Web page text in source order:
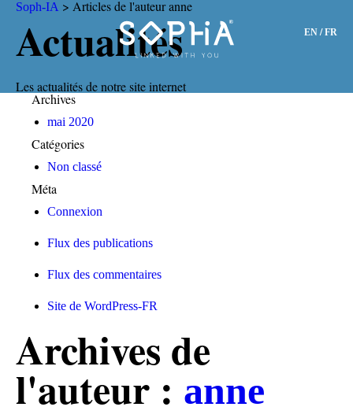
EN/FR
Soph-IA > Articles de l'auteur anne
Actualités
Les actualités de notre site internet
Archives
mai 2020
Catégories
Non classé
Méta
Connexion
Flux des publications
Flux des commentaires
Site de WordPress-FR
Archives de
l'auteur : anne